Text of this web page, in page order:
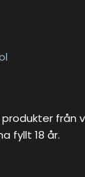
från
fyllt 18 år.